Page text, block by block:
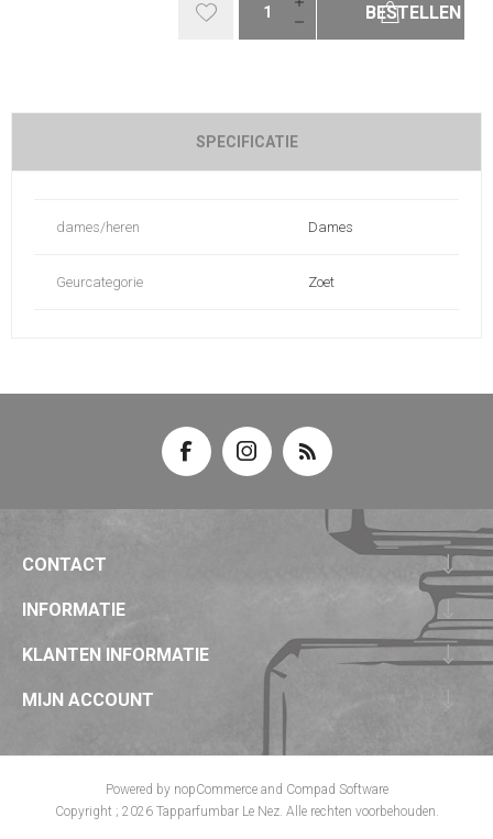
BESTELLEN
SPECIFICATIE
dames/heren Dames
Geurcategorie Zoet
CONTACT
INFORMATIE
KLANTEN INFORMATIE
MIJN ACCOUNT
Powered by nopCommerceand Compad Software
Copyright ; 2026 Tapparfumbar Le Nez. Alle rechten voorbehouden.